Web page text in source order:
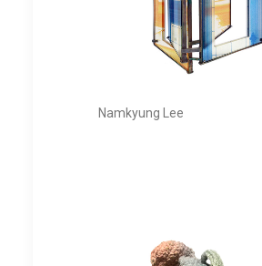
Namkyung Lee